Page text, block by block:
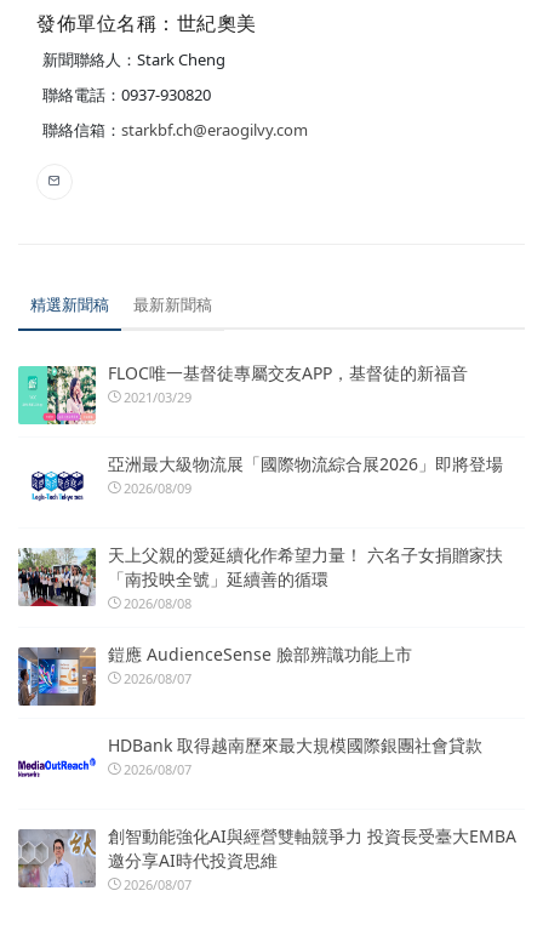
發佈單位名稱：世紀奧美
新聞聯絡人：Stark Cheng
聯絡電話：0937-930820
聯絡信箱： starkbf.ch@eraogilvy.com
精選新聞稿 最新新聞稿
FLOC唯一基督徒專屬交友APP，基督徒的新福音
2021/03/29
亞洲最大級物流展「國際物流綜合展2026」即將登場
2026/08/09
天上父親的愛延續化作希望力量！ 六名子女捐贈家扶
「南投映全號」延續善的循環
2026/08/08
鎧應 AudienceSense 臉部辨識功能上市
2026/08/07
HDBank 取得越南歷來最大規模國際銀團社會貸款
2026/08/07
創智動能強化AI與經營雙軸競爭力 投資長受臺大EMBA
邀分享AI時代投資思維
2026/08/07